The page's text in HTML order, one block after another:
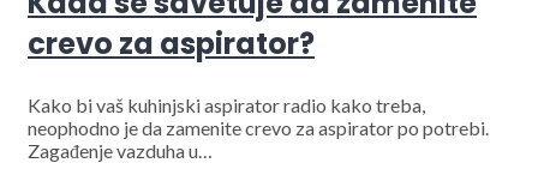
crevo za aspirator?
Kako bi vaš kuhinjski aspirator radio kako treba,
neophodno je da zamenite crevo za aspirator po potrebi.
Zagađenje vazduha u…